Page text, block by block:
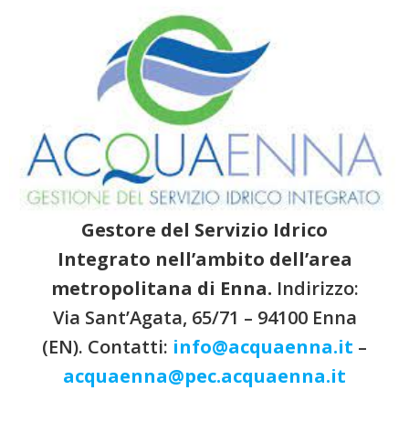
Gestore del Servizio Idrico
Integrato nell’ambito dell’area
metropolitana di Enna. Indirizzo:
Via Sant’Agata, 65/71 – 94100 Enna
(EN). Contatti: info@acquaenna.it –
acquaenna@pec.acquaenna.it